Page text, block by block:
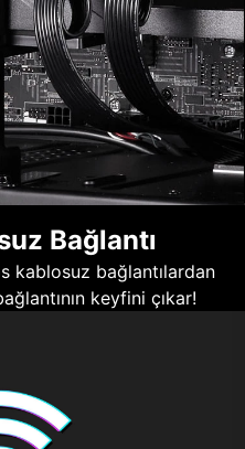
Bağlantı
kablosuz bağlantılardan
keyfini çıkar!